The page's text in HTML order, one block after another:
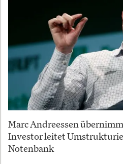
Marc Andreessen
Investor leitet
Notenbank